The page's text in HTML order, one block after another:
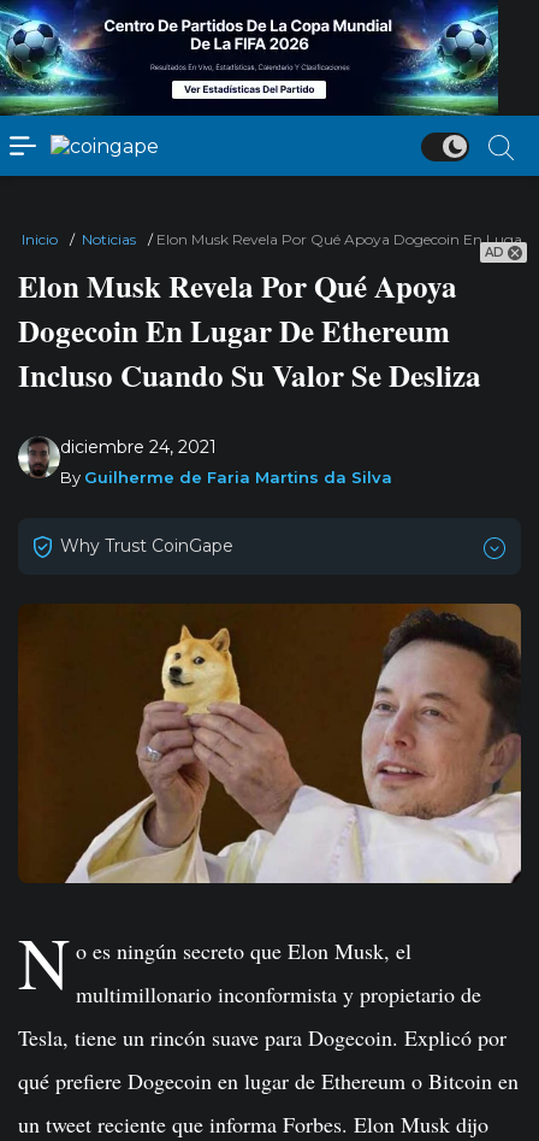
AD
Inicio / Noticias / Elon Musk Revela Por Qué Apoya Dogecoin En Lugar
Elon Musk Revela Por Qué Apoya
Dogecoin En Lugar De Ethereum
Incluso Cuando Su Valor Se Desliza
diciembre 24, 2021
By Guilherme de Faria Martins da Silva
Why Trust CoinGape
N o es ningún secreto que Elon Musk, el
multimillonario inconformista y propietario de
Tesla, tiene un rincón suave para Dogecoin. Explicó por
qué prefiere Dogecoin en lugar de Ethereum o Bitcoin en
un tweet reciente que informa Forbes. Elon Musk dijo